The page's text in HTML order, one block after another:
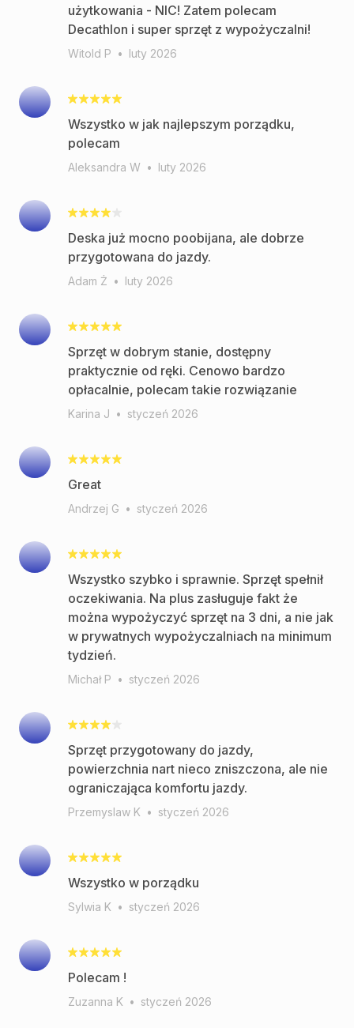
użytkowania - NIC! Zatem polecam
Decathlon i super sprzęt z wypożyczalni!
Witold P • luty 2026
Wszystko w jak najlepszym porządku,
polecam
Aleksandra W • luty 2026
Deska już mocno poobijana, ale dobrze
przygotowana do jazdy.
Adam Ż • luty 2026
Sprzęt w dobrym stanie, dostępny
praktycznie od ręki. Cenowo bardzo
opłacalnie, polecam takie rozwiązanie
Karina J • styczeń 2026
Great
Andrzej G • styczeń 2026
Wszystko szybko i sprawnie. Sprzęt spełnił
oczekiwania. Na plus zasługuje fakt że
można wypożyczyć sprzęt na 3 dni, a nie jak
w prywatnych wypożyczalniach na minimum
tydzień.
Michał P • styczeń 2026
Sprzęt przygotowany do jazdy,
powierzchnia nart nieco zniszczona, ale nie
ograniczająca komfortu jazdy.
Przemyslaw K • styczeń 2026
Wszystko w porządku
Sylwia K • styczeń 2026
Polecam !
Zuzanna K • styczeń 2026